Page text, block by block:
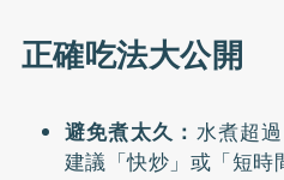
正確吃法大公開
避免煮太久： 水煮超
建議「快炒」或「短時